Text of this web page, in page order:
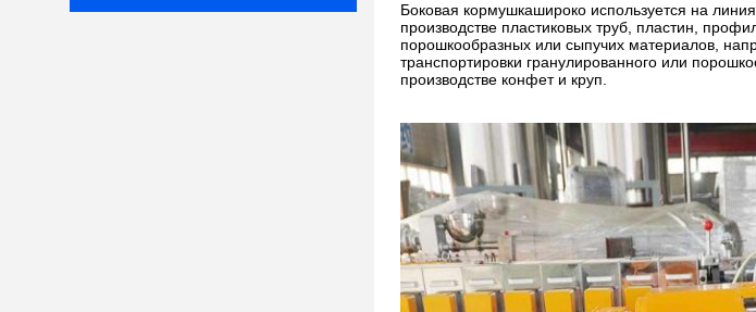
Боковая кормушкашироко используется на
производстве пластиковых труб, пластин,
порошкообразных или сыпучих материалов,
транспортировки гранулированного или
производстве конфет и круп.